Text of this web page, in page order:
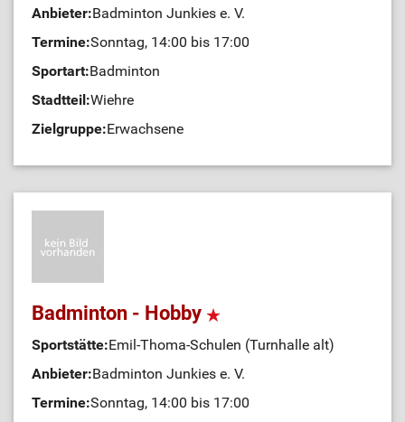
Anbieter:Badminton Junkies e. V.
Termine:Sonntag, 14:00 bis 17:00
Sportart:Badminton
Stadtteil:Wiehre
Zielgruppe:Erwachsene
Badminton - Hobby
Sportstätte:Emil-Thoma-Schulen (Turnhalle alt)
Anbieter:Badminton Junkies e. V.
Termine:Sonntag, 14:00 bis 17:00